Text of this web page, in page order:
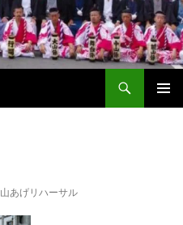
山あげリハーサル